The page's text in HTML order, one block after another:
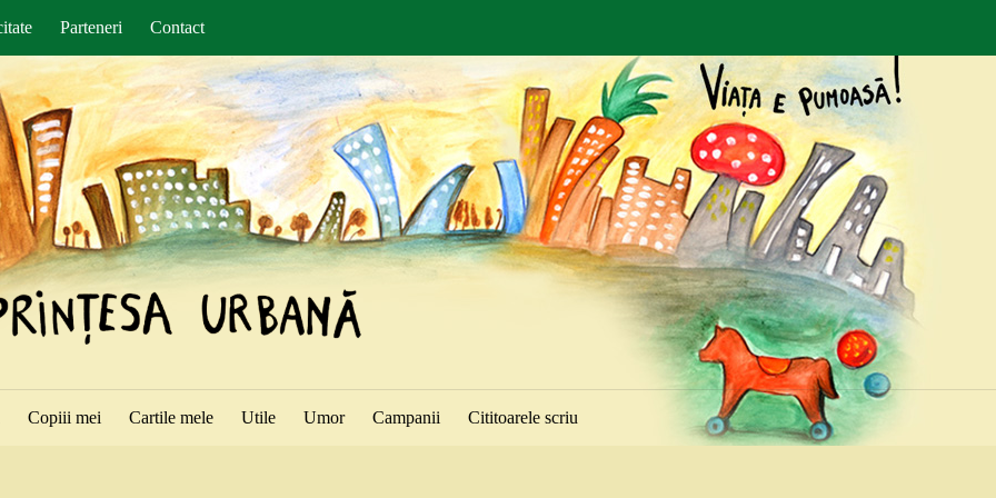
Parteneri Contact
Copiii mei Cartile mele Utile Umor Campanii Cititoarele scriu